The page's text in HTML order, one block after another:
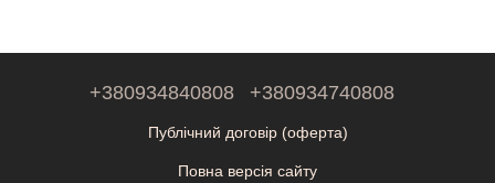
+380934840808 +380934740808
Публічний договір (оферта)
Повна версія сайту